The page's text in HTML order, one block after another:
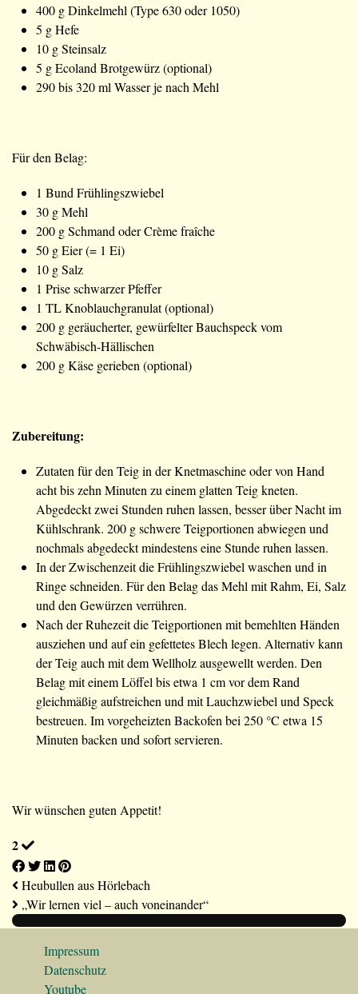
400 g Dinkelmehl (Type 630 oder 1050)
5 g Hefe
10 g Steinsalz
5 g Ecoland Brotgewürz (optional)
290 bis 320 ml Wasser je nach Mehl
Für den Belag:
1 Bund Frühlingszwiebel
30 g Mehl
200 g Schmand oder Crème fraîche
50 g Eier (= 1 Ei)
10 g Salz
1 Prise schwarzer Pfeffer
1 TL Knoblauchgranulat (optional)
200 g geräucherter, gewürfelter Bauchspeck vom
Schwäbisch-Hällischen
200 g Käse gerieben (optional)
Zubereitung:
Zutaten für den Teig in der Knetmaschine oder von Hand
acht bis zehn Minuten zu einem glatten Teig kneten.
Abgedeckt zwei Stunden ruhen lassen, besser über Nacht im
Kühlschrank. 200 g schwere Teigportionen abwiegen und
nochmals abgedeckt mindestens eine Stunde ruhen lassen.
In der Zwischenzeit die Frühlingszwiebel waschen und in
Ringe schneiden. Für den Belag das Mehl mit Rahm, Ei, Salz
und den Gewürzen verrühren.
Nach der Ruhezeit die Teigportionen mit bemehlten Händen
ausziehen und auf ein gefettetes Blech legen. Alternativ kann
der Teig auch mit dem Wellholz ausgewellt werden. Den
Belag mit einem Löffel bis etwa 1 cm vor dem Rand
gleichmäßig aufstreichen und mit Lauchzwiebel und Speck
bestreuen. Im vorgeheizten Backofen bei 250 °C etwa 15
Minuten backen und sofort servieren.
Wir wünschen guten Appetit!
2
Heubullen aus Hörlebach
„Wir lernen viel – auch voneinander“
Impressum
Datenschutz
Youtube